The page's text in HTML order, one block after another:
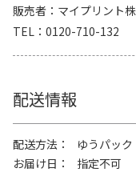
販売者
マイプリント
TEL
0120-710-132
配送情報
配送方法
ゆうパック
お届け日
指定不可